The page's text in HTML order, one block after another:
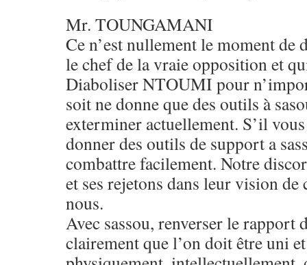
Mr. TOUNGAMANI
Ce n’est nullement le moment de
le chef de la vraie opposition et
Diaboliser NTOUMI pour
soit ne donne que des outils à
exterminer actuellement. S’il
donner des outils de support a
combattre facilement. Notre
et ses rejetons dans leur vision
nous.
Avec sassou, renverser le rapport
clairement que l’on doit être uni